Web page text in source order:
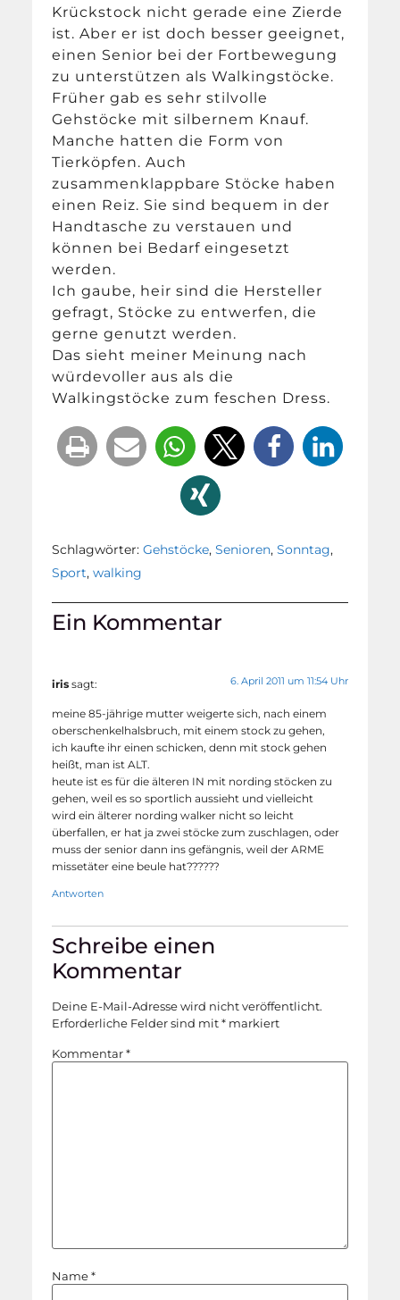
Krückstock nicht gerade eine Zierde
ist. Aber er ist doch besser geeignet,
einen Senior bei der Fortbewegung
zu unterstützen als Walkingstöcke.
Früher gab es sehr stilvolle
Gehstöcke mit silbernem Knauf.
Manche hatten die Form von
Tierköpfen. Auch
zusammenklappbare Stöcke haben
einen Reiz. Sie sind bequem in der
Handtasche zu verstauen und
können bei Bedarf eingesetzt
werden.
Ich gaube, heir sind die Hersteller
gefragt, Stöcke zu entwerfen, die
gerne genutzt werden.
Das sieht meiner Meinung nach
würdevoller aus als die
Walkingstöcke zum feschen Dress.
Schlagwörter:Gehstöcke,Senioren,Sonntag,
Sport,walking
Ein Kommentar
iris sagt: 6. April 2011 um 11:54 Uhr
meine 85-jährige mutter weigerte sich, nach einem
oberschenkelhalsbruch, mit einem stock zu gehen,
ich kaufte ihr einen schicken, denn mit stock gehen
heißt, man ist ALT.
heute ist es für die älteren IN mit nording stöcken zu
gehen, weil es so sportlich aussieht und vielleicht
wird ein älterer nording walker nicht so leicht
überfallen, er hat ja zwei stöcke zum zuschlagen, oder
muss der senior dann ins gefängnis, weil der ARME
missetäter eine beule hat??????
Antworten
Schreibe einen
Kommentar
Deine E-Mail-Adresse wird nicht veröffentlicht.
Erforderliche Felder sind mit* markiert
Kommentar*
Name*